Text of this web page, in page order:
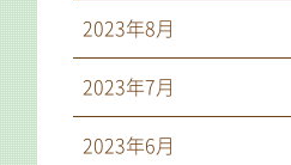
2023年8月
2023年7月
2023年6月